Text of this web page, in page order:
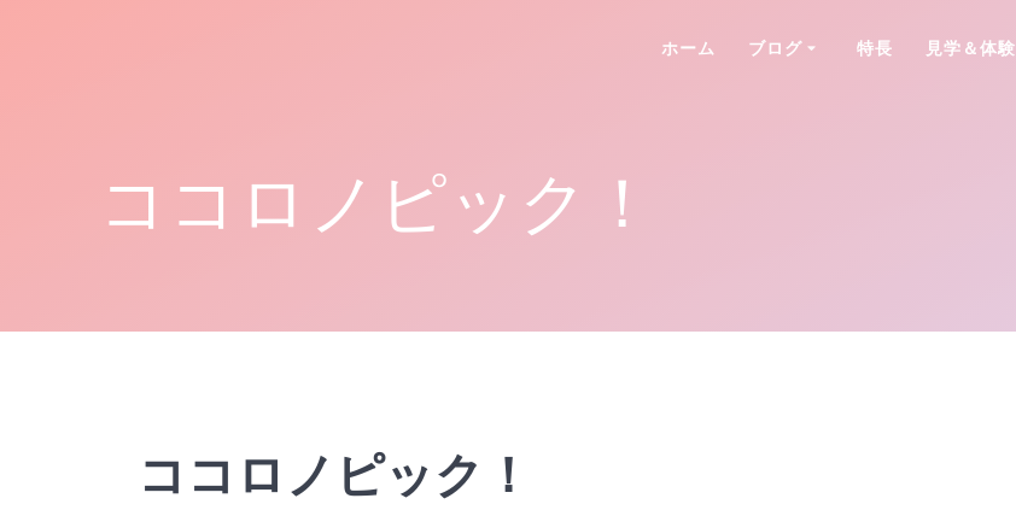
ホーム ブログ 特長 見学＆体験
ココロノピック！
ココロノピック！